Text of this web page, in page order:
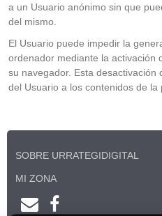
a un Usuario anónimo sin que
del mismo.
El Usuario puede impedir la
ordenador mediante la activación
su navegador. Esta desactivación
del Usuario a los contenidos de la
SOBRE URRATEGIDIGITAL
MI ZONA